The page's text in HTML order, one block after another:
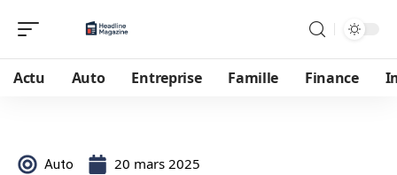
Actu Auto Entreprise Famille Finance
Auto 20 mars 2025